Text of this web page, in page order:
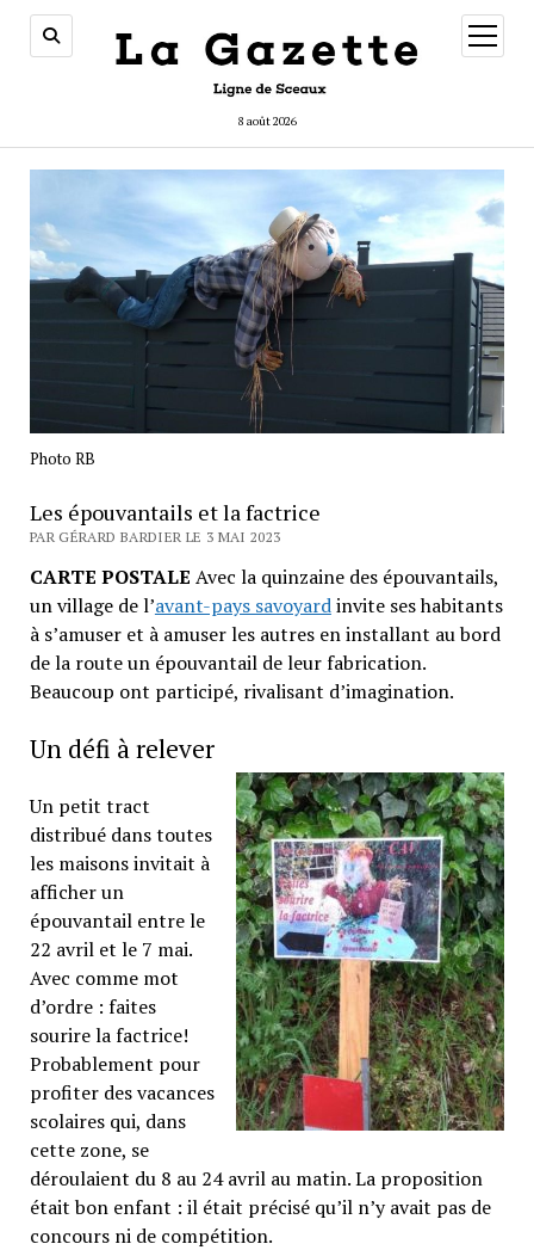
8 août 2026
ouvrir
menu
Photo RB
Les épouvantails et la factrice
PAR GÉRARD BARDIER LE 3 MAI 2023
CARTE POSTALE Avec la quinzaine des épouvantails,
un village de l’avant-pays savoyardinvite ses habitants
à s’amuser et à amuser les autres en installant au bord
de la route un épouvantail de leur fabrication.
Beaucoup ont participé, rivalisant d’imagination.
Un défi à relever
Un petit tract
distribué dans toutes
les maisons invitait à
afficher un
épouvantail entre le
22 avril et le 7 mai.
Avec comme mot
d’ordre : faites
sourire la factrice!
Probablement pour
profiter des vacances
scolaires qui, dans
cette zone, se
déroulaient du 8 au 24 avril au matin. La proposition
était bon enfant : il était précisé qu’il n’y avait pas de
concours ni de compétition.